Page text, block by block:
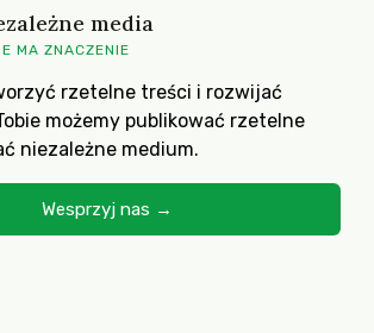
media
MA ZNACZENIE
rzetelne treści i rozwijać
możemy publikować rzetelne
niezależne medium.
Wesprzyj nas →